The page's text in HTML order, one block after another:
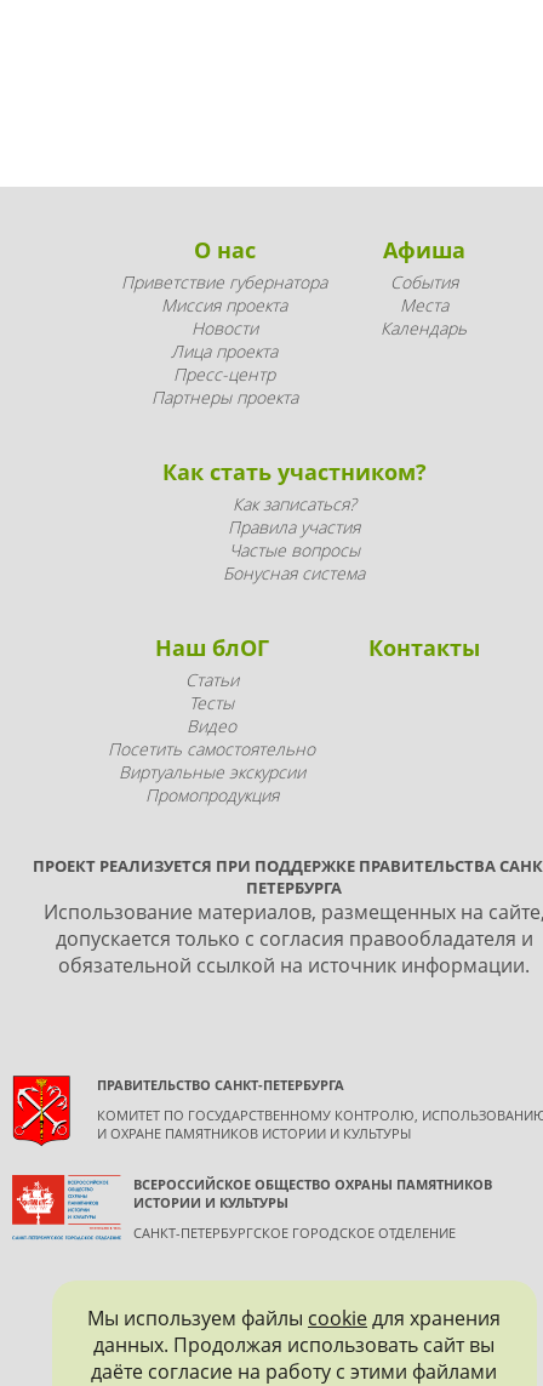
О нас
Приветствие губернатора
Миссия проекта
Новости
Лица проекта
Пресс-центр
Партнеры проекта
Афиша
События
Места
Календарь
Как стать участником?
Как записаться?
Правила участия
Частые вопросы
Бонусная система
Наш блОГ
Статьи
Тесты
Видео
Посетить самостоятельно
Виртуальные экскурсии
Промопродукция
Контакты
ПРОЕКТ РЕАЛИЗУЕТСЯ ПРИ ПОДДЕРЖКЕ ПРАВИТЕЛЬСТВА
ПЕТЕРБУРГА
Использование материалов, размещенных на
допускается только с согласия правообладателя и
обязательной ссылкой на источник информации.
ПРАВИТЕЛЬСТВО САНКТ-ПЕТЕРБУРГА
КОМИТЕТ ПО ГОСУДАРСТВЕННОМУ КОНТРОЛЮ,
И ОХРАНЕ ПАМЯТНИКОВ ИСТОРИИ И КУЛЬТУРЫ
ВСЕРОССИЙСКОЕ ОБЩЕСТВО ОХРАНЫ ПАМЯТНИКОВ
ИСТОРИИ И КУЛЬТУРЫ
САНКТ-ПЕТЕРБУРГСКОЕ ГОРОДСКОЕ ОТДЕЛЕНИЕ
Мы используем файлы cookieдля хранения
данных. Продолжая использовать сайт вы
даёте согласие на работу с этими файлами